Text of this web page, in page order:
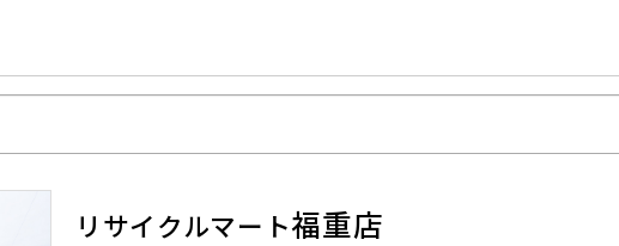
リサイクルマート福重店